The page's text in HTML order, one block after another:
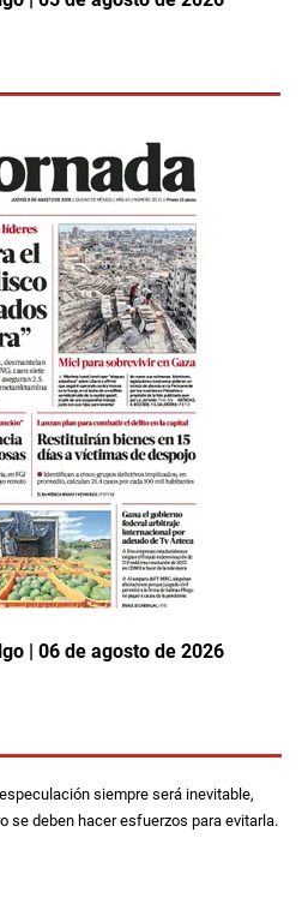
| 06 de agosto de 2026
siempre será inevitable,
se deben hacer esfuerzos para evitarla.